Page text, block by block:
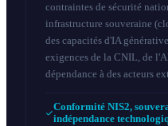
contraintes de sécurité
infrastructure souveraine
des capacités d'IA
exigences de la CNIL, de
dépendance à des acteurs
Conformité NIS2,
indépendance